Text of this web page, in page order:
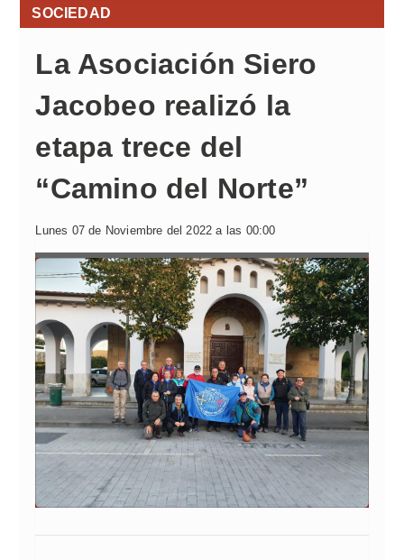
SOCIEDAD
La Asociación Siero
Jacobeo realizó la
etapa trece del
“Camino del Norte”
Lunes 07 de Noviembre del 2022 a las 00:00